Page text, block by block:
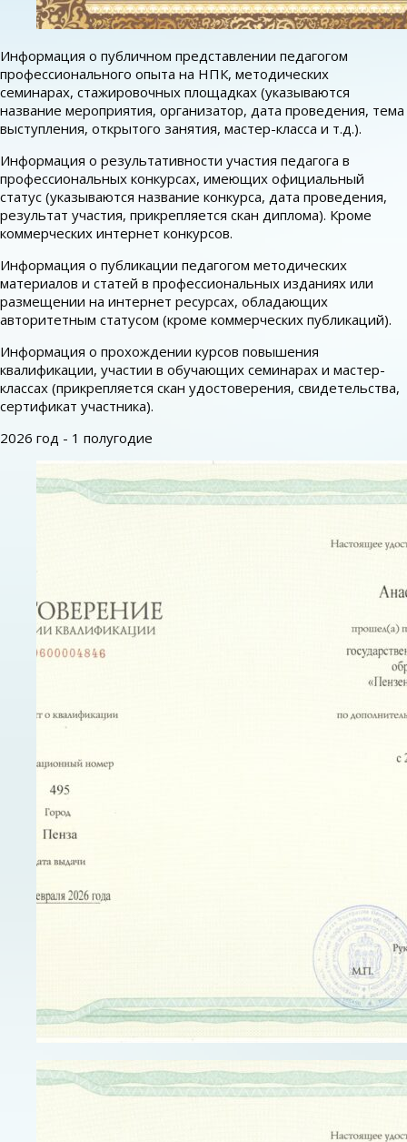
Информация о публичном представлении педагогом
профессионального опыта на НПК, методических
семинарах, стажировочных площадках (указываются
название мероприятия, организатор, дата проведения, тема
выступления, открытого занятия, мастер-класса и т.д.).
Информация о результативности участия педагога в
профессиональных конкурсах, имеющих официальный
статус (указываются название конкурса, дата проведения,
результат участия, прикрепляется скан диплома). Кроме
коммерческих интернет конкурсов.
Информация о публикации педагогом методических
материалов и статей в профессиональных изданиях или
размещении на интернет ресурсах, обладающих
авторитетным статусом (кроме коммерческих публикаций).
Информация о прохождении курсов повышения
квалификации, участии в обучающих семинарах и мастер-
классах (прикрепляется скан удостоверения, свидетельства,
сертификат участника).
2026 год - 1 полугодие